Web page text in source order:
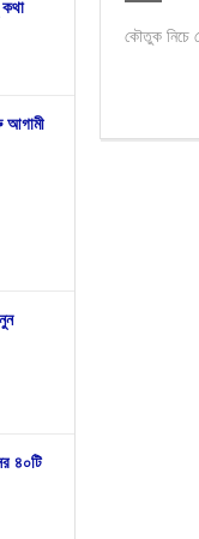
কৌতুক নিচে
৪০টি